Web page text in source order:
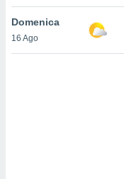
a piè
del
Domenica
16 Ago